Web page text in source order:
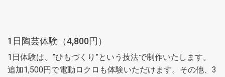
1日陶芸体験（4,800円）
1日体験は、”ひもづくり”という技法で制作いたします。
追加1,500円で電動ロクロも体験いただけます。その他、3